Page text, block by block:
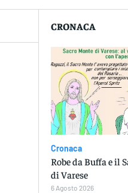
CRONACA
Cronaca
Robe da Buffa e il
di Varese
6 Agosto 2026